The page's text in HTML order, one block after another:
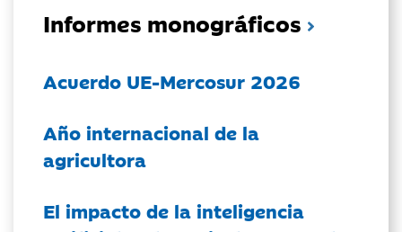
Informes monográficos
Acuerdo UE-Mercosur 2026
Año internacional de la
agricultora
El impacto de la inteligencia